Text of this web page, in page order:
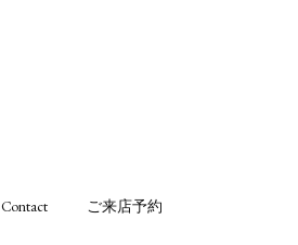
Contact ご来店予約